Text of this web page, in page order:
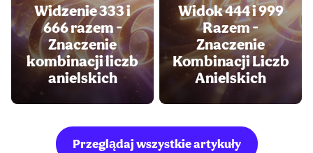
Widzenie 333 i
666 razem -
Znaczenie
kombinacji liczb
anielskich
Widok 444 i 999
Razem -
Znaczenie
Kombinacji Liczb
Anielskich
Przeglądaj wszystkie artykuły